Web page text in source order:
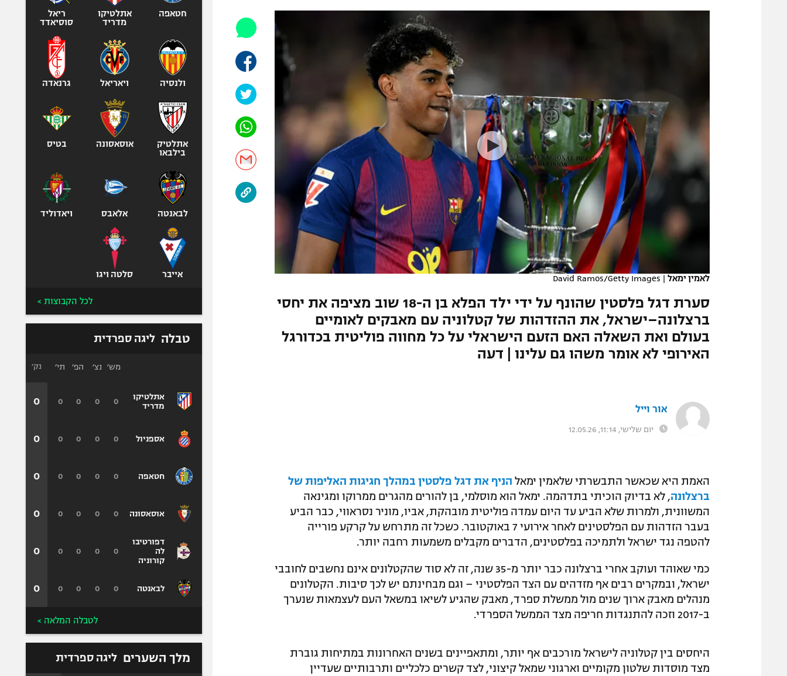
מדיניות פרטיות
תקנון פעילות ספורט 1
רשיון להקרנה פומבית לבית עסק
הצטרפות לחבילת הערוצים
הפועל תל אביב
ליגה סינית
ליגה ברזילאית
ליגות נוספות
אופניים
ספורט מוטורי
כדורמים
פוטבול אמריקאי NFL
בייסבול MLB
ספורט אתגרי
ואקסטרים
אומנויות לחימה
גיימינג E-Sports
לאמין ימאל |
David Ramos/Getty Images
סערת דגל פלסטין שהונף על ידי ילד הפלא בן ה-18 שוב מציפה את יחסי
ברצלונה–ישראל, את ההזדהות של קטלוניה עם מאבקים לאומיים
בעולם ואת השאלה האם הזעם הישראלי על כל מחווה פוליטית בכדורגל
האירופי לא אומר משהו גם עלינו | דעה
אור וייל
יום שלישי, 11:14, 12.05.26
האמת היא שכאשר התבשרתי שלאמין ימאל הניף את דגל פלסטין במהלך חגיגות האליפות של
ברצלונה, לא בדיוק הוכיתי בתדהמה. ימאל הוא מוסלמי, בן להורים מהגרים ממרוקו ומגינאה
המשוונית, ולמרות שלא הביע עד היום עמדה פוליטית מובהקת, אביו, מוניר נסראווי, כבר הביע
בעבר הזדהות עם הפלסטינים לאחר אירועי 7 באוקטובר. כשכל זה מתרחש על קרקע פורייה
להטפה נגד ישראל ולתמיכה בפלסטינים, הדברים מקבלים משמעות רחבה יותר.
כמי שאוהד ועוקב אחרי ברצלונה כבר יותר מ-35 שנה, זה לא סוד שהקטלונים אינם נחשבים לחובבי
ישראל, ובמקרים רבים אף מזדהים עם הצד הפלסטיני – וגם מבחינתם יש לכך סיבות. הקטלונים
מנהלים מאבק ארוך שנים מול ממשלת ספרד, מאבק שהגיע לשיאו במשאל העם לעצמאות שנערך
ב-2017 וזכה להתנגדות חריפה מצד הממשל הספרדי.
היחסים בין קטלוניה לישראל מורכבים אף יותר, ומתאפיינים בשנים האחרונות במתיחות גוברת
מצד מוסדות שלטון מקומיים וארגוני שמאל קיצוני, לצד קשרים כלכליים ותרבותיים שעדיין
חטאפה
אתלטיקו
מדריד
ריאל
סוסיאדד
ולנסיה ויאריאל גרנאדה
אתלטיק
בילבאו
אוסאסונה בטיס
לבאנטה אלאבס ויאדוליד
אייבר סלטה ויגו
לכל הקבוצות >
טבלה ליגה ספרדית
אתלטיקו
מדריד
אספניול
חטאפה
אוסאסונה
דפורטיבו
לה
קורוניה
לבאנטה
מש׳ נצ׳ הפ׳ תי׳
0
0
0
0
0
0
0
0
0
0
0
0
0
0
0
0
0
0
0
0
0
0
0
0
נק׳
0
0
0
0
0
0
לטבלה המלאה >
מלך השערים ליגה ספרדית